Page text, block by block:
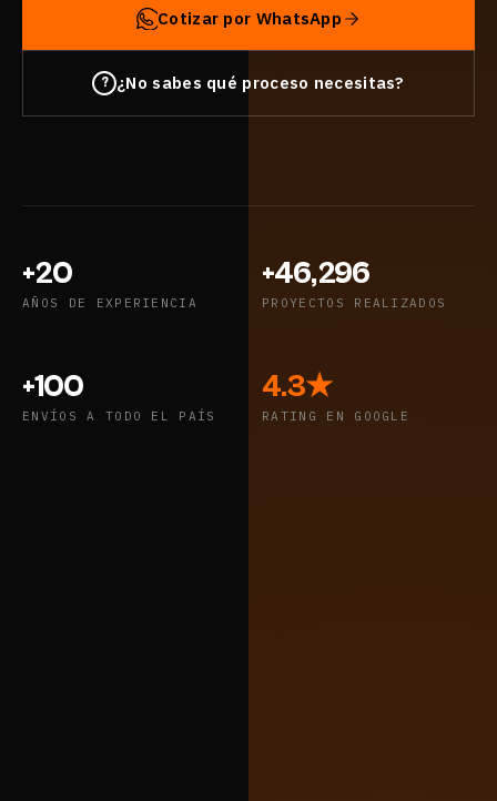
Cotizar por WhatsApp
? ¿No sabes qué proceso necesitas?
+20
AÑOS DE EXPERIENCIA
+46,296
PROYECTOS REALIZADOS
+100
ENVÍOS A TODO EL PAÍS
4.3★
RATING EN GOOGLE